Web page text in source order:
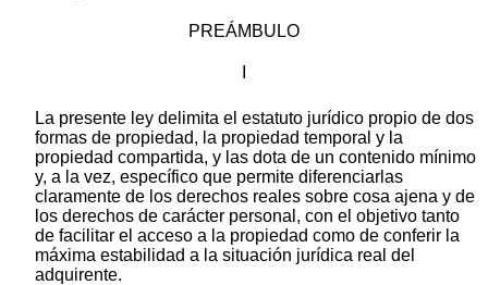
PREÁMBULO
La presente ley delimita el estatuto jurídico propio de dos
formas de propiedad, la propiedad temporal y la
propiedad compartida, y las dota de un contenido mínimo
y, a la vez, específico que permite diferenciarlas
claramente de los derechos reales sobre cosa ajena y de
los derechos de carácter personal, con el objetivo tanto
de facilitar el acceso a la propiedad como de conferir la
máxima estabilidad a la situación jurídica real del
adquirente.